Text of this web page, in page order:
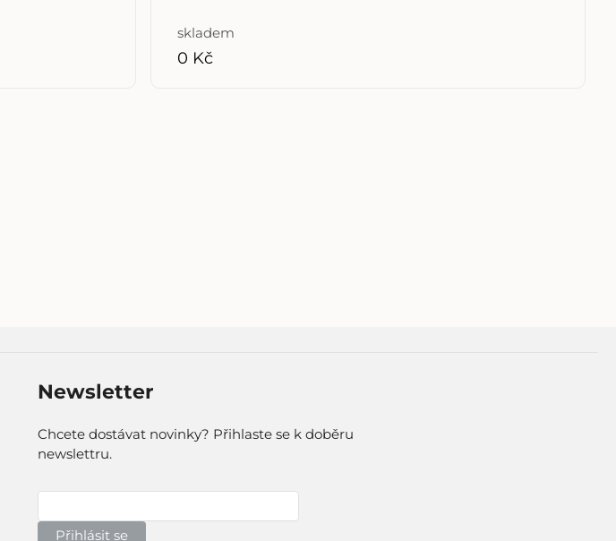
skladem
0 Kč
Newsletter
Chcete dostávat novinky? Přihlaste se k doběru
newslettru.
Přihlásit se